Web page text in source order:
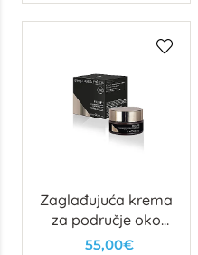
Zaglađujuća krema
za područje oko
očiju i usana
55,00€